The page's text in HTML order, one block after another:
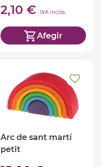
2,10 € IVA inclòs
Afegir
Arc de sant martí
petit